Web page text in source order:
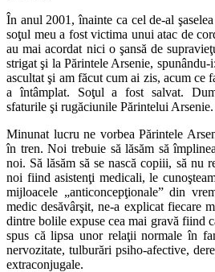
În anul 2001, înainte ca cel de-al
soţul meu a fost victima unui atac de
au mai acordat nici o şansă de
strigat şi la Părintele Arsenie,
ascultat şi am făcut cum ai zis, acum ce
a întâmplat. Soţul a fost salvat.
sfaturile şi rugăciunile Părintelui
Minunat lucru ne vorbea Părintele
în tren. Noi trebuie să lăsăm să
noi. Să lăsăm să se nască copiii, să nu
noi fiind asistenţi medicali, le
mijloacele „anticoncepţionale” din
medic desăvârşit, ne-a explicat fiecare
dintre bolile expuse cea mai gravă fiind
spus că lipsa unor relaţii normale în
nervozitate, tulburări psiho-afective,
extraconjugale.